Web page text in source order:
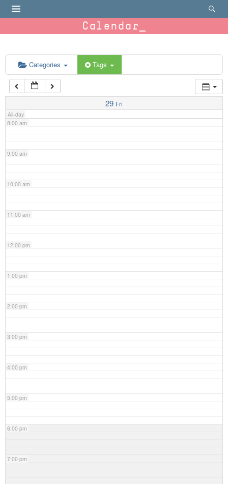
Calendar
Categories Tags
29 Fri
All-day
6:00 am
7:00 am
8:00 am
9:00 am
10:00 am
11:00 am
12:00 pm
1:00 pm
2:00 pm
3:00 pm
4:00 pm
5:00 pm
6:00 pm
7:00 pm